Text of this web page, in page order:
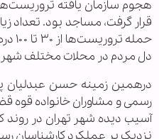
هجوم سازمان یافته
قرار گرفت، مساجد بود. تعداد
دل مردم در محلات مختلف شهر
درهمین زمینه حسن عبدلیان
رسمی و مشاوران خانواده قوه
آسیب دیده شهر تهران در روند